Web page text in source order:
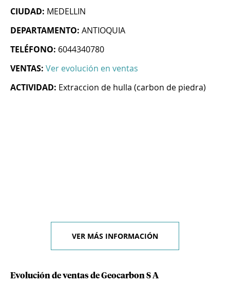
CIUDAD: MEDELLIN
DEPARTAMENTO: ANTIOQUIA
TELÉFONO: 6044340780
VENTAS: Ver evolución en ventas
ACTIVIDAD: Extraccion de hulla (carbon de piedra)
VER MÁS INFORMACIÓN
Evolución de ventas de Geocarbon S A